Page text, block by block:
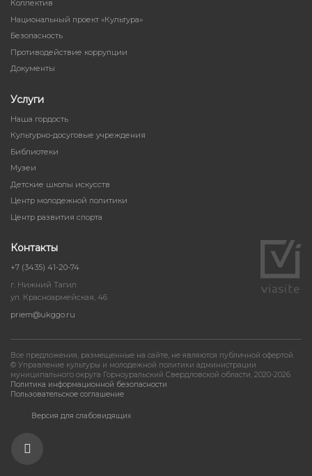
Коллектив
Национальный проект «Культура»
Безопасность
Противодействие коррупции
Документы
Услуги
Наша гордость
Культурно-досуговые учреждения
Библиотеки
Музеи
Детские школы искусств
Центр молодежной политики
Центр развития спорта
Контакты
+7 (3435) 41-20-74
г. Нижний Тагил
ул. Красноармейская, 46
priem@ukggo.ru
Все предложения, размещенные на сайте, не являются публичной офертой.
© Управление культуры и молодежной политики администрации
муниципального округа Горноуральский Свердловской области, 2020-2026
Политика информационной безопасности
Пользовательское соглашение
Версия для слабовидящих